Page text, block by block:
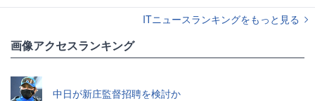
ITニュースランキングをもっと見る
画像アクセスランキング
中日が新庄監督招聘を検討か